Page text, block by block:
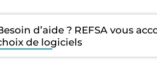
d’aide ? REFSA vous
de logiciels